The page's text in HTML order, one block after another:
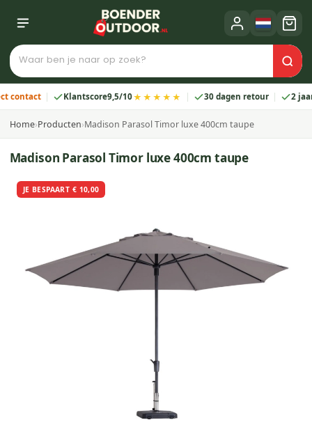
Klantscore9,5/10★★★★★ 30 dagen retour 2 jaar
Home›Producten›Madison Parasol Timor luxe 400cm taupe
Madison Parasol Timor luxe 400cm taupe
JE BESPAART € 10,00